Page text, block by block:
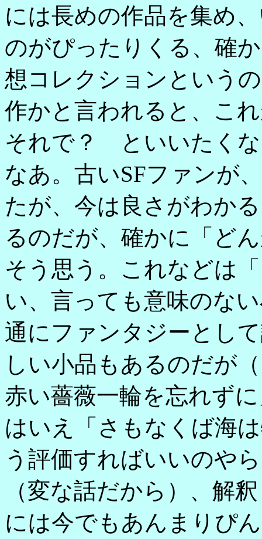
には長めの作品を集め
のがぴったりくる、確
想コレクションという
作かと言われると、こ
それで？ といいたく
なあ。古いSFファンが
たが、今は良さがわか
るのだが、確かに「ど
そう思う。これなどは
い、言っても意味のな
通にファンタジーとし
しい小品もあるのだが
赤い薔薇一輪を忘れず
はいえ「さもなくば海
う評価すればいいのや
（変な話だから）、解
には今でもあんまりぴ